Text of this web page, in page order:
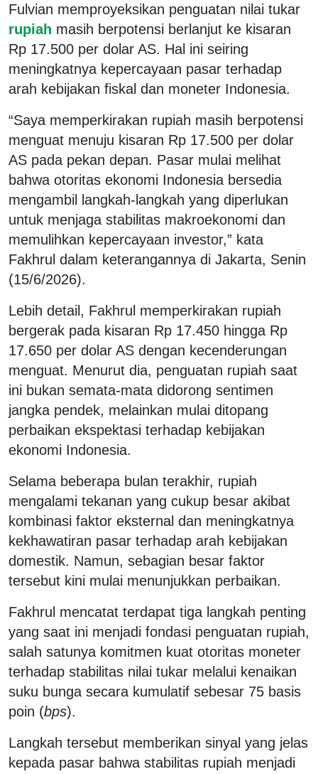
Fulvian memproyeksikan penguatan nilai tukar
rupiah masih berpotensi berlanjut ke kisaran
Rp 17.500 per dolar AS. Hal ini seiring
meningkatnya kepercayaan pasar terhadap
arah kebijakan fiskal dan moneter Indonesia.
“Saya memperkirakan rupiah masih berpotensi
menguat menuju kisaran Rp 17.500 per dolar
AS pada pekan depan. Pasar mulai melihat
bahwa otoritas ekonomi Indonesia bersedia
mengambil langkah-langkah yang diperlukan
untuk menjaga stabilitas makroekonomi dan
memulihkan kepercayaan investor,” kata
Fakhrul dalam keterangannya di Jakarta, Senin
(15/6/2026).
Lebih detail, Fakhrul memperkirakan rupiah
bergerak pada kisaran Rp 17.450 hingga Rp
17.650 per dolar AS dengan kecenderungan
menguat. Menurut dia, penguatan rupiah saat
ini bukan semata-mata didorong sentimen
jangka pendek, melainkan mulai ditopang
perbaikan ekspektasi terhadap kebijakan
ekonomi Indonesia.
Selama beberapa bulan terakhir, rupiah
mengalami tekanan yang cukup besar akibat
kombinasi faktor eksternal dan meningkatnya
kekhawatiran pasar terhadap arah kebijakan
domestik. Namun, sebagian besar faktor
tersebut kini mulai menunjukkan perbaikan.
Fakhrul mencatat terdapat tiga langkah penting
yang saat ini menjadi fondasi penguatan rupiah,
salah satunya komitmen kuat otoritas moneter
terhadap stabilitas nilai tukar melalui kenaikan
suku bunga secara kumulatif sebesar 75 basis
poin (bps).
Langkah tersebut memberikan sinyal yang jelas
kepada pasar bahwa stabilitas rupiah menjadi